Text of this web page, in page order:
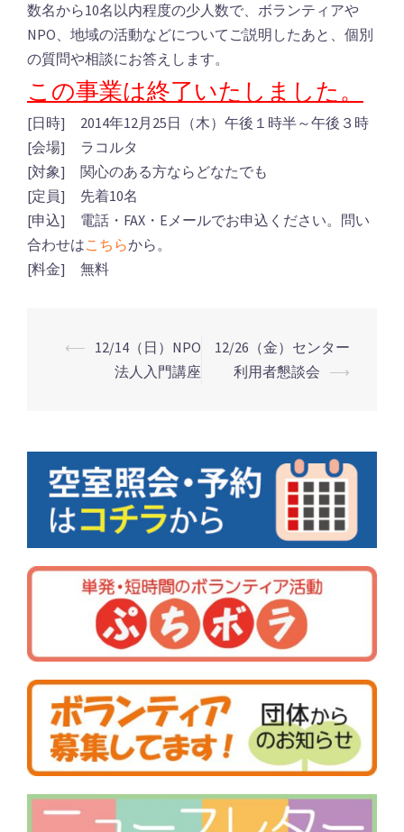
数名から10名以内程度の少人数で、ボランティアや
NPO、地域の活動などについてご説明したあと、個別
の質問や相談にお答えします。
この事業は終了いたしました。
[日時] 2014年12月25日（木）午後１時半～午後３時
[会場] ラコルタ
[対象] 関心のある方ならどなたでも
[定員] 先着10名
[申込] 電話・FAX・Eメールでお申込ください。問い
合わせはこちらから。
[料金] 無料
ビ
ゲ
ー
シ
ョ
ン
⟵ 12/14（日）NPO
法人入門講座
12/26（金）センター
利用者懇談会 ⟶